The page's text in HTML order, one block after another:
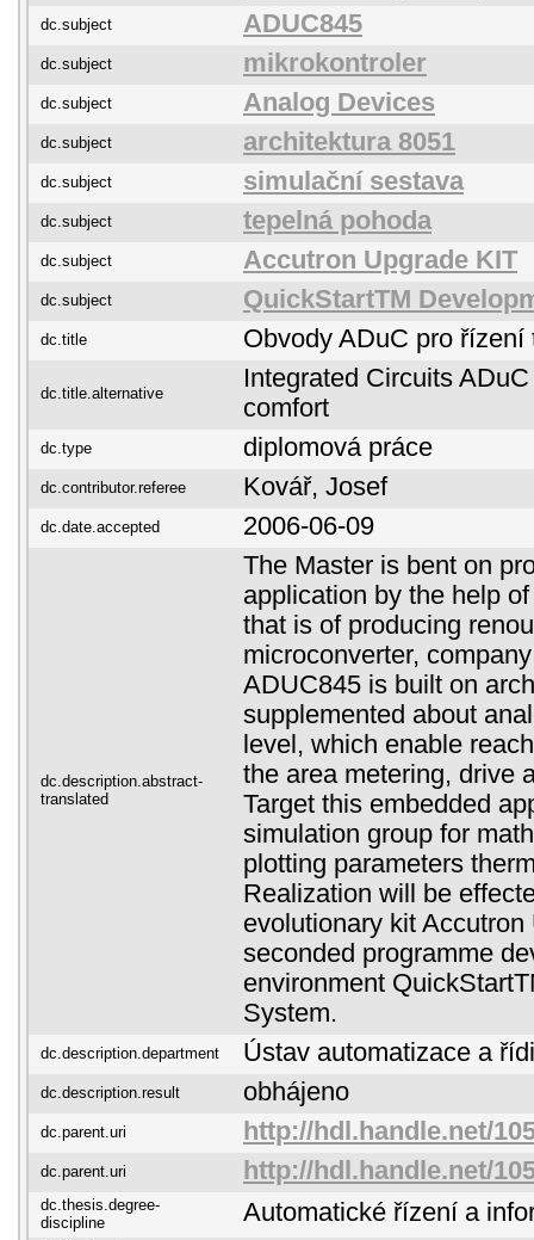
dc.subject ADUC845
dc.subject mikrokontroler
dc.subject Analog Devices
dc.subject architektura 8051
dc.subject simulační sestava
dc.subject tepelná pohoda
dc.subject Accutron Upgrade KIT
dc.subject QuickStartTM
dc.title Obvody ADuC pro řízení
dc.title.alternative
Integrated Circuits
comfort
dc.type diplomová práce
dc.contributor.referee Kovář, Josef
dc.date.accepted 2006-06-09
dc.description.abstract-
translated
The Master is bent on
application by the help
that is of producing
microconverter,
ADUC845 is built on
supplemented about
level, which enable
the area metering, drive
Target this embedded
simulation group for
plotting parameters
Realization will be
evolutionary kit Accutron
seconded programme
environment
System.
dc.description.department Ústav automatizace a
dc.description.result obhájeno
dc.parent.uri http://hdl.handle.net/
dc.parent.uri http://hdl.handle.net/
dc.thesis.degree-
discipline
Automatické řízení a